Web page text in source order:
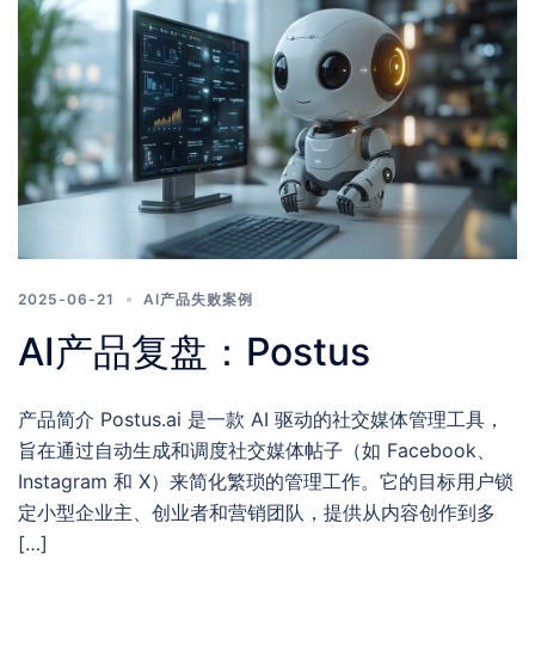
2025-06-21 AI产品失败案例
AI产品复盘：Postus
产品简介 Postus.ai 是一款 AI 驱动的社交媒体管理工具，
旨在通过自动生成和调度社交媒体帖子（如 Facebook、
Instagram 和 X）来简化繁琐的管理工作。它的目标用户锁
定小型企业主、创业者和营销团队，提供从内容创作到多
[…]